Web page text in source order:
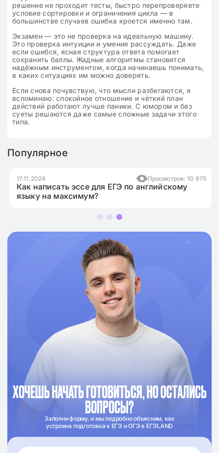
решение не проходит тесты, быстро перепроверяете
условие сортировки и ограничения цикла — в
большинстве случаев ошибка кроется именно там.
Экзамен — это не проверка на идеальную машину.
Это проверка интуиции и умения рассуждать. Даже
если ошибся, ясная структура ответа помогает
сохранить баллы. Жадные алгоритмы становятся
надёжным инструментом, когда начинаешь понимать,
в каких ситуациях им можно доверять.
Если снова почувствую, что мысли разбегаются, я
вспоминаю: спокойное отношение и чёткий план
действий работают лучше паники. С юмором и без
суеты решаются даже самые сложные задачи этого
типа.
ХОЧЕШЬ НАЧАТЬ ГОТОВИТЬСЯ, НО ОСТАЛИСЬ
ВОПРОСЫ?
Заполни форму, и мы подробно объясним, как
устроена подготовка к ЕГЭ и ОГЭ в ЕГЭLAND
Популярное
17.11.2024 Просмотров: 10 975
Как написать эссе для ЕГЭ по английскому
языку на максимум?